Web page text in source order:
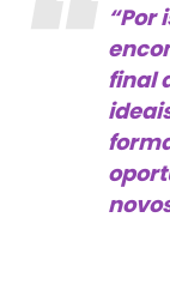
“Por
final